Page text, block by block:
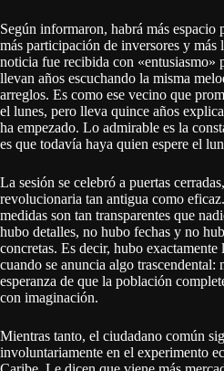
Según informaron, habrá más espacio
más participación de inversores y más
noticia fue recibida con «entusiasmo»
llevan años escuchando la misma
arreglos. Es como ese vecino que
el lunes, pero lleva quince años
ha empezado. Lo admirable es la
es que todavía haya quien espere el
La sesión se celebró a puertas
revolucionaria tan antigua como
medidas son tan transparentes que
hubo detalles, no hubo fechas y no
concretas. Es decir, hubo exactamente
cuando se anuncia algo trascendental:
esperanza de que la población
con imaginación.
Mientras tanto, el ciudadano común
involuntariamente en el experimento